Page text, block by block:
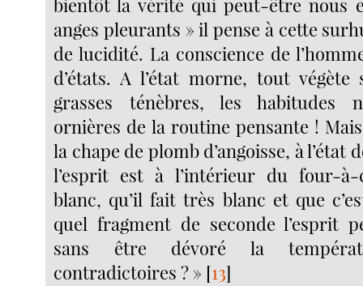
bientôt la vérité qui peut-être nous
anges pleurants » il pense à cette
de lucidité. La conscience de
d’états. A l’état morne, tout
grasses ténèbres, les habitudes
ornières de la routine pensante !
la chape de plomb d’angoisse, à l’état
l’esprit est à l’intérieur du four-à-
blanc, qu’il fait très blanc et que
quel fragment de seconde l’esprit
sans être dévoré la
contradictoires ? » [13]